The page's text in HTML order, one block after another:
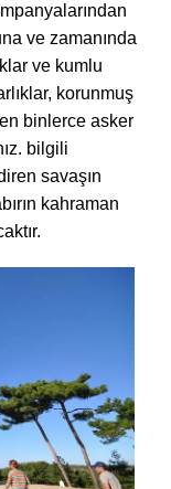
ve zamanında
ve kumlu
korunmuş
binlerce asker
bilgili
savaşın
kahraman